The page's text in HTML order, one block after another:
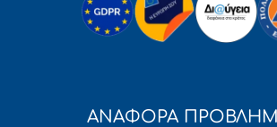
ΑΝΑΦΟΡΑ